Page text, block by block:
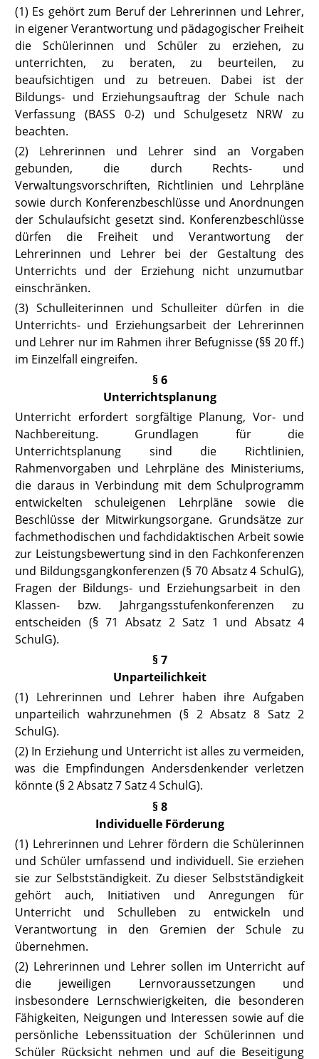
(1) Es gehört zum Beruf der Lehrerinnen und Lehrer,
in eigener Verantwortung und pädagogischer Freiheit
die Schülerinnen und Schüler zu erziehen, zu
unterrichten, zu beraten, zu beurteilen, zu
beaufsichtigen und zu betreuen. Dabei ist der
Bildungs- und Erziehungsauftrag der Schule nach
Verfassung (BASS 0-2) undSchulgesetz NRW zu
beachten.
(2) Lehrerinnen und Lehrer sind an Vorgaben
gebunden, die durch Rechts- und
Verwaltungsvorschriften, Richtlinien und Lehrpläne
sowie durch Konferenzbeschlüsse und Anordnungen
der Schulaufsicht gesetzt sind. Konferenzbeschlüsse
dürfen die Freiheit und Verantwortung der
Lehrerinnen und Lehrer bei der Gestaltung des
Unterrichts und der Erziehung nicht unzumutbar
einschränken.
(3) Schulleiterinnen und Schulleiter dürfen in die
Unterrichts- und Erziehungsarbeit der Lehrerinnen
und Lehrer nur im Rahmen ihrer Befugnisse (§§ 20 ff.)
im Einzelfall eingreifen.
§ 6
Unterrichtsplanung
Unterricht erfordert sorgfältige Planung, Vor- und
Nachbereitung. Grundlagen für die
Unterrichtsplanung sind die Richtlinien,
Rahmenvorgaben und Lehrpläne des Ministeriums,
die daraus in Verbindung mit dem Schulprogramm
entwickelten schuleigenen Lehrpläne sowie die
Beschlüsse der Mitwirkungsorgane. Grundsätze zur
fachmethodischen und fachdidaktischen Arbeit sowie
zur Leistungsbewertung sind in den Fachkonferenzen
und Bildungsgangkonferenzen(§ 70 Absatz 4 SchulG),
Fragen der Bildungs- und Erziehungsarbeit in den
Klassen- bzw. Jahrgangsstufenkonferenzen zu
entscheiden (§ 71 Absatz 2 Satz 1
und Absatz 4
SchulG).
§ 7
Unparteilichkeit
(1) Lehrerinnen und Lehrer haben ihre Aufgaben
unparteilich wahrzunehmen (§ 2 Absatz 8 Satz 2
SchulG).
(2) In Erziehung und Unterricht ist alles zu vermeiden,
was die Empfindungen Andersdenkender verletzen
könnte (§ 2 Absatz 7 Satz 4 SchulG).
§ 8
Individuelle Förderung
(1) Lehrerinnen und Lehrer fördern die Schülerinnen
und Schüler umfassend und individuell. Sie erziehen
sie zur Selbstständigkeit. Zu dieser Selbstständigkeit
gehört auch, Initiativen und Anregungen für
Unterricht und Schulleben zu entwickeln und
Verantwortung in den Gremien der Schule zu
übernehmen.
(2) Lehrerinnen und Lehrer sollen im Unterricht auf
die jeweiligen Lernvoraussetzungen und
insbesondere Lernschwierigkeiten, die besonderen
Fähigkeiten, Neigungen und Interessen sowie auf die
persönliche Lebenssituation der Schülerinnen und
Schüler Rücksicht nehmen und auf die Beseitigung